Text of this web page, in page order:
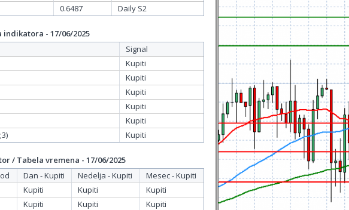
0.6487 Daily S2
indikatora - 17/06/2025
Signal
Kupiti
Kupiti
Kupiti
Kupiti
Kupiti
Kupiti
/ Tabela vremena - 17/06/2025
Dan - Kupiti Nedelja - Kupiti
Mesec - Kupiti
Kupiti Kupiti
Kupiti
Kupiti Kupiti
Kupiti